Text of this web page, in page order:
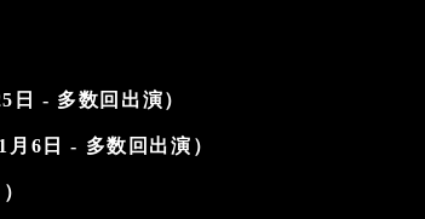
日 - 多数回出演）
6日 - 多数回出演）